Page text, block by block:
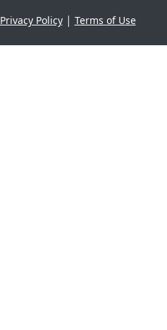
Privacy Policy| Terms of Use